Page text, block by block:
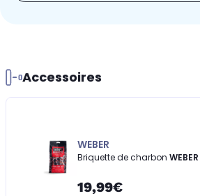
Accessoires
WEBER
Briquette de charbon WEBER
19,99€